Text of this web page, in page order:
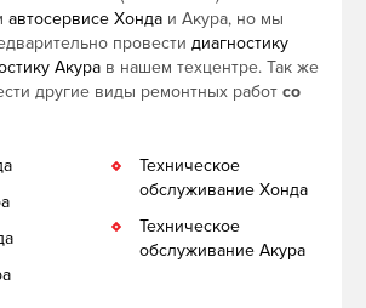
автосервисе Хонда и Акура, но мы
провести диагностику
Акура в нашем техцентре. Так же
другие виды ремонтных работ со
Техническое
обслуживание Хонда
Техническое
обслуживание Акура